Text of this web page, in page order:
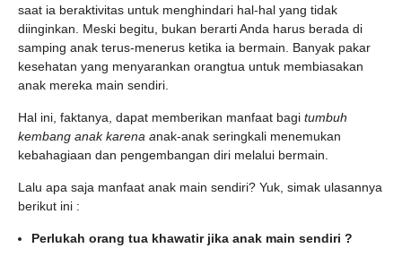
saat ia beraktivitas untuk menghindari hal-hal yang tidak
diinginkan. Meski begitu, bukan berarti Anda harus berada di
samping anak terus-menerus ketika ia bermain. Banyak pakar
kesehatan yang menyarankan orangtua untuk membiasakan
anak mereka main sendiri.
Hal ini, faktanya, dapat memberikan manfaat bagi tumbuh
kembang anakkarena anak-anak seringkali menemukan
kebahagiaan dan pengembangan diri melalui bermain.
Lalu apa saja manfaat anak main sendiri? Yuk, simak ulasannya
berikut ini :
Perlukah orang tua khawatir jika anak main sendiri ?